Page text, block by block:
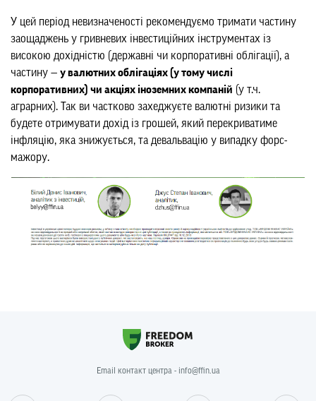
У цей період невизначеності рекомендуємо тримати частину
заощаджень у гривневих інвестиційних інструментах із
високою дохідністю (державні чи корпоративні облігації), а
частину — у валютних облігаціях (у тому числі
корпоративних) чи акціях іноземних компаній (у т.ч.
аграрних). Так ви частково захеджуєте валютні ризики та
будете отримувати дохід із грошей, який перекриватиме
інфляцію, яка знижується, та девальвацію у випадку форс-
мажору.
Email контакт центра - info@ffin.ua